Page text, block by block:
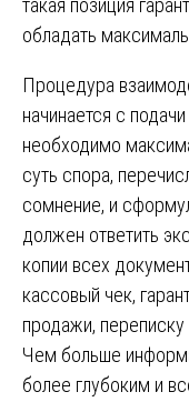
такая позиция
обладать
Процедура
начинается с
необходимо
суть спора,
сомнение, и
должен ответить
копии всех
кассовый чек,
продажи,
Чем больше
более глубоким и